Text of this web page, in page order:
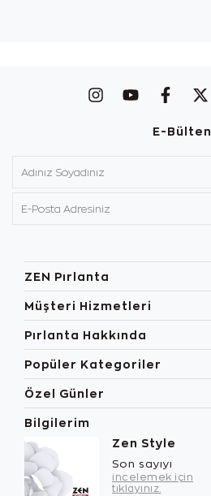
E-Bülten
ZEN Pırlanta
Müşteri Hizmetleri
Pırlanta Hakkında
Popüler Kategoriler
Özel Günler
Bilgilerim
Zen Style
Son sayıyı
incelemek için
tıklayınız.